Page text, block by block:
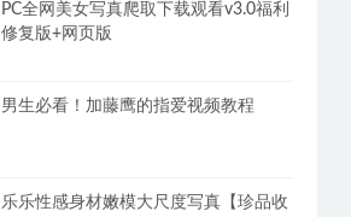
PC全网美女写真爬取下载观看v3.0福利
修复版+网页版
男生必看！加藤鹰的指爱视频教程
乐乐性感身材嫩模大尺度写真【珍品收